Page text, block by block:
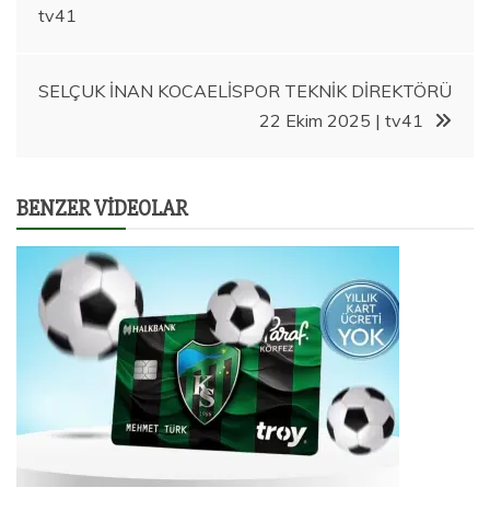
e
n
m
tv41
SELÇUK İNAN KOCAELİSPOR TEKNİK DİREKTÖRÜ
22 Ekim 2025 | tv41
BENZER VIDEOLAR